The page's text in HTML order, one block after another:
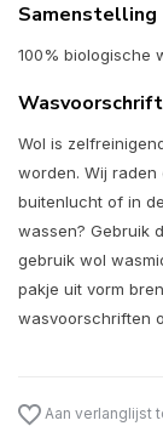
Samenstelling
100% biologische
Wasvoorschrift
Wol is
worden. Wij raden
buitenlucht of in
wassen? Gebruik
gebruik wol
pakje uit vorm
wasvoorschriften
Aan verlanglijst